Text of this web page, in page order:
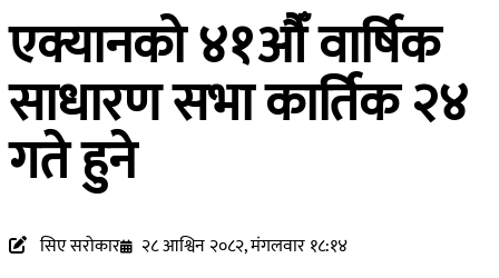
एक्यानको ४१औँ वार्षिक
साधारण सभा कार्तिक २४
गते हुने
सिए सरोकार २८ आश्विन २०८२, मंगलवार १८:१४